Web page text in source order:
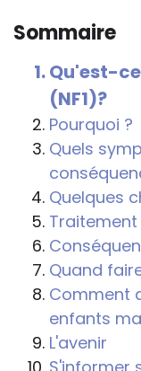
handicap sur
passe pas
diagnostic
Cette
chacun,
particulier,
compte la
maladie ou
enfant.
La
web
Sommaire
Qu'est-
(NF1)?
Pourquoi ?
Quels
Quelques
Traitement
Quand
Comment
enfants
L'avenir